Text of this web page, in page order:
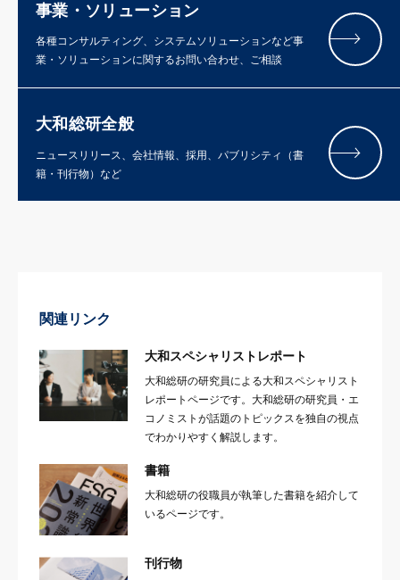
事業・ソリューション
各種コンサルティング、システムソリューションなど事
業・ソリューションに関するお問い合わせ、ご相談
大和総研全般
ニュースリリース、会社情報、採用、パブリシティ（書
籍・刊行物）など
関連リンク
大和スペシャリストレポート
大和総研の研究員による大和スペシャリスト
レポートページです。大和総研の研究員・エ
コノミストが話題のトピックスを独自の視点
でわかりやすく解説します。
書籍
大和総研の役職員が執筆した書籍を紹介して
いるページです。
刊行物